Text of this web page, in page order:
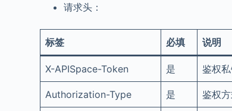
请求头：
标签 必填 说明
X-APISpace-Token 是 鉴权
Authorization-Type 是 鉴权